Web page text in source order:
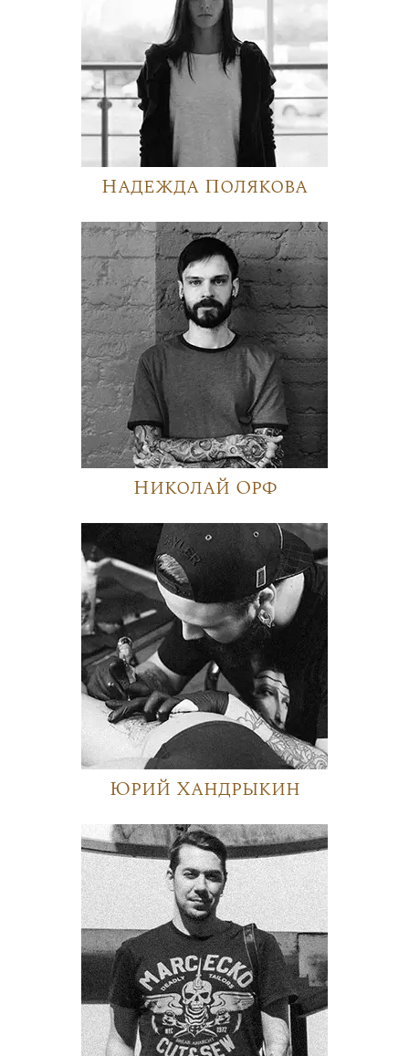
Надежда Полякова
Николай Орф
Юрий Хандрыкин